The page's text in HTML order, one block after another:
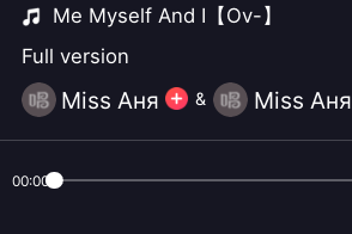
Me Myself And I【Ov-】
Full version
Miss Aня & Miss Aня
00:00